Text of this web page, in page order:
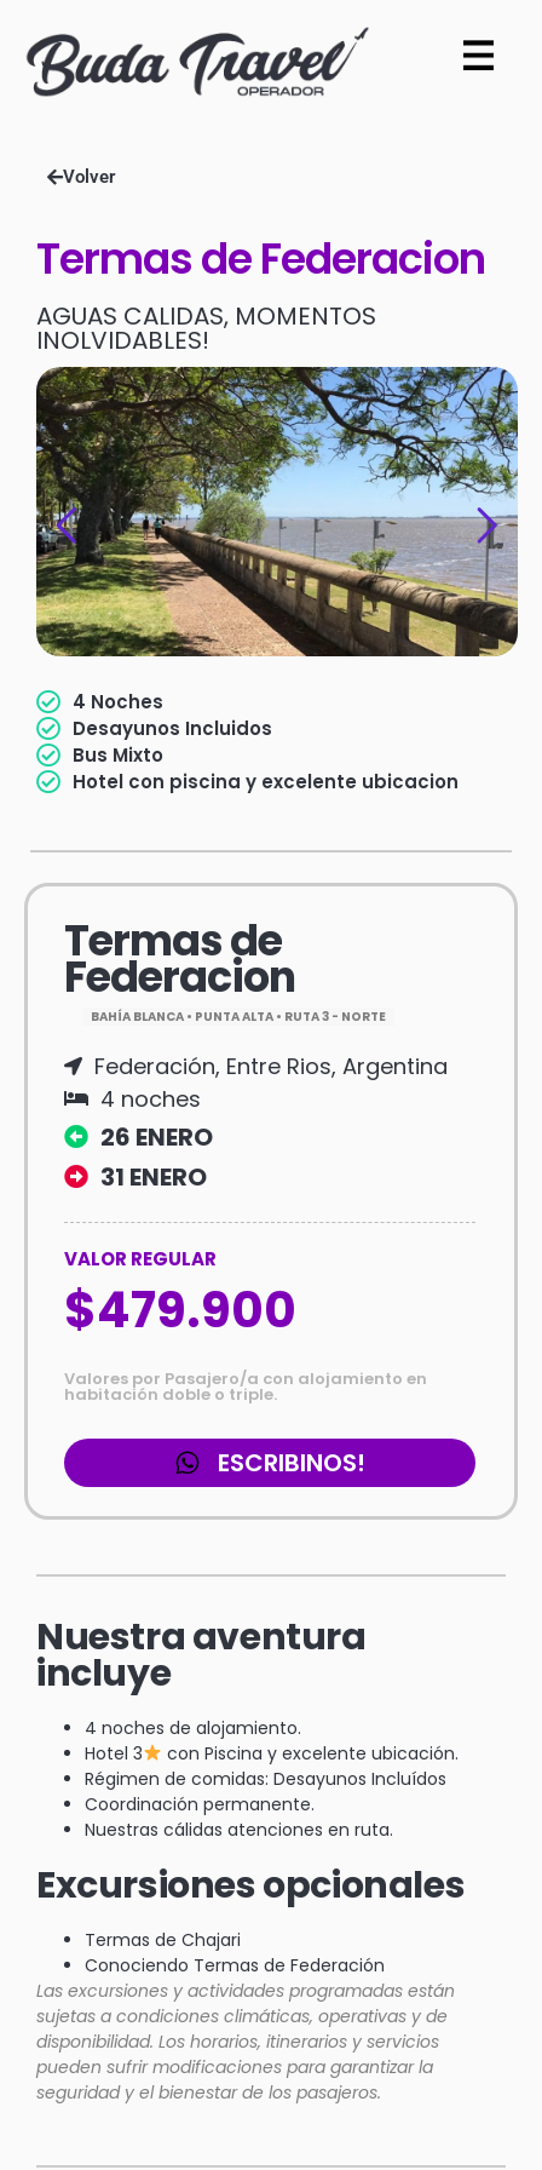
Volver
Termas de Federacion
AGUAS CALIDAS, MOMENTOS
INOLVIDABLES!
4 Noches
Desayunos Incluidos
Bus Mixto
Hotel con piscina y excelente ubicacion
Termas de
Federacion
BAHÍA BLANCA • PUNTA ALTA • RUTA 3 - NORTE
Federación, Entre Rios, Argentina
4 noches
26 ENERO
31 ENERO
VALOR REGULAR
$479.900
Valores por Pasajero/a con alojamiento en
habitación doble o triple.
ESCRIBINOS!
Nuestra aventura
incluye
4 noches de alojamiento.
Hotel 3
con Piscina y excelente ubicación.
Régimen de comidas: Desayunos Incluídos
Coordinación permanente.
Nuestras cálidas atenciones en ruta.
Excursiones opcionales
Termas de Chajari
Conociendo Termas de Federación
Las excursiones y actividades programadas están
sujetas a condiciones climáticas, operativas y de
disponibilidad. Los horarios, itinerarios y servicios
pueden sufrir modificaciones para garantizar la
seguridad y el bienestar de los pasajeros.